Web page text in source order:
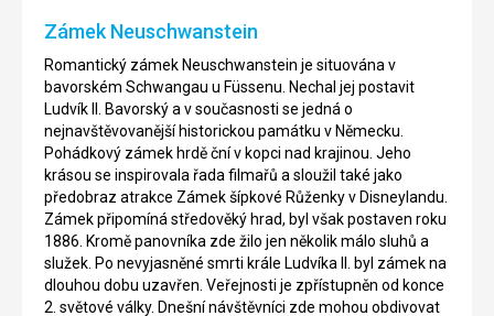
Zámek Neuschwanstein
Romantický zámek Neuschwanstein je situována v
bavorském Schwangau u Füssenu. Nechal jej postavit
Ludvík II. Bavorský a v současnosti se jedná o
nejnavštěvovanější historickou památku v Německu.
Pohádkový zámek hrdě ční v kopci nad krajinou. Jeho
krásou se inspirovala řada filmařů a sloužil také jako
předobraz atrakce Zámek šípkové Růženky v Disneylandu.
Zámek připomíná středověký hrad, byl však postaven roku
1886. Kromě panovníka zde žilo jen několik málo sluhů a
služek. Po nevyjasněné smrti krále Ludvíka II. byl zámek na
dlouhou dobu uzavřen. Veřejnosti je zpřístupněn od konce
2. světové války. Dnešní návštěvníci zde mohou obdivovat
symbolů
Brána
byla
postavena
roce
1791
jako
celní
brána
opevnění
nejvyšší
horou
Německa.
Leží
hranicích
Rakouskem,
přibližně
100